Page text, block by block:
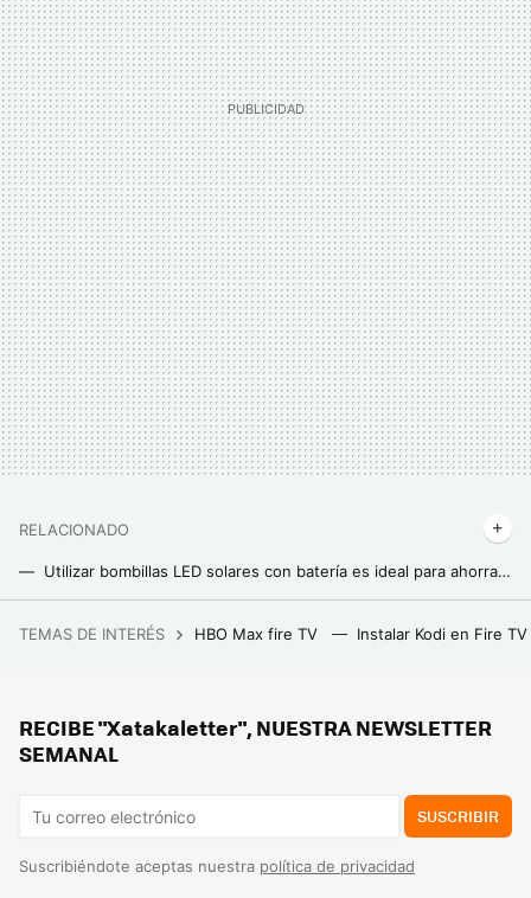
RELACIONADO
Utilizar bombillas LED solares con batería es ideal para ahorrar en la factura de la luz: consejos de uso y modelos recomendados
TEMAS DE INTERÉS HBO Max fire TV Instalar Kodi en Fire TV
RECIBE "Xatakaletter", NUESTRA NEWSLETTER
SEMANAL
SUSCRIBIR
Suscribiéndote aceptas nuestra política de privacidad